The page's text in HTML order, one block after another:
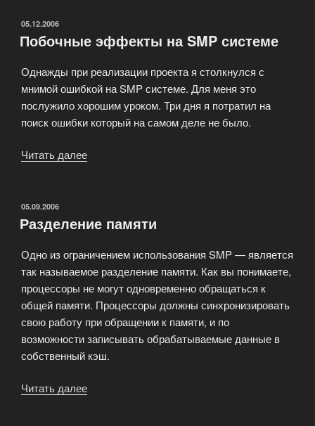
ОПУБЛИКОВАНО
05.12.2006
Побочные эффекты на SMP системе
Однажды при реализации проекта я столкнулся с
мнимой ошибкой на SMP системе. Для меня это
послужило хорошим уроком. Три дня я потратил на
поиск ошибки который на самом деле не было.
Читать далее
системе»
ОПУБЛИКОВАНО
05.09.2006
Разделение памяти
Одно из ограничением использования SMP — является
так называемое разделение памяти. Как вы понимаете,
процессоры не могут одновременно обращаться к
общей памяти. Процессоры должны синхронизировать
свою работу при обращении к памяти, и по
возможности записывать обрабатываемые данные в
собственный кэш.
Читать далее